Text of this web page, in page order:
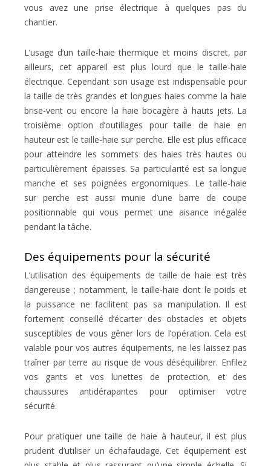
vous avez une prise électrique à quelques pas du
chantier.
L’usage d’un taille-haie thermique et moins discret, par
ailleurs, cet appareil est plus lourd que le taille-haie
électrique. Cependant son usage est indispensable pour
la taille de très grandes et longues haies comme la haie
brise-vent ou encore la haie bocagère à hauts jets. La
troisième option d’outillages pour taille de haie en
hauteur est le taille-haie sur perche. Elle est plus efficace
pour atteindre les sommets des haies très hautes ou
particulièrement épaisses. Sa particularité est sa longue
manche et ses poignées ergonomiques. Le taille-haie
sur perche est aussi munie d’une barre de coupe
positionnable qui vous permet une aisance inégalée
pendant la tâche.
Des équipements pour la sécurité
L’utilisation des équipements de taille de haie est très
dangereuse ; notamment, le taille-haie dont le poids et
la puissance ne facilitent pas sa manipulation. Il est
fortement conseillé d’écarter des obstacles et objets
susceptibles de vous gêner lors de l’opération. Cela est
valable pour vos autres équipements, ne les laissez pas
traîner par terre au risque de vous déséquilibrer. Enfilez
vos gants et vos lunettes de protection, et des
chaussures antidérapantes pour optimiser votre
sécurité.
Pour pratiquer une taille de haie à hauteur, il est plus
prudent d’utiliser un échafaudage. Cet équipement est